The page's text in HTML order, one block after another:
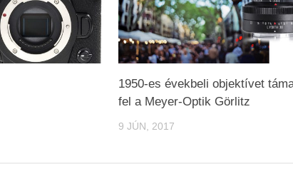
1950-es évekbeli objektívet
fel a Meyer-Optik Görlitz
9 JÚN, 2017